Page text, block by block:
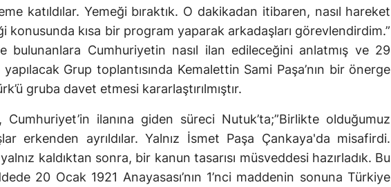
katıldılar. Yemeği bıraktık. O dakikadan itibaren, nasıl hareket
konusunda kısa bir program yaparak arkadaşları görevlendirdim.”
bulunanlara Cumhuriyetin nasıl ilan edileceğini anlatmış ve 29
yapılacak Grup toplantısında Kemalettin Sami Paşa’nın bir önerge
gruba davet etmesi kararlaştırılmıştır.
Cumhuriyet’in ilanına giden süreci Nutuk’ta;”Birlikte olduğumuz
erkenden ayrıldılar. Yalnız İsmet Paşa Çankaya'da misafirdi.
kaldıktan sonra, bir kanun tasarısı müsveddesi hazırladık. Bu
20 Ocak 1921 Anayasası’nın 1’nci maddenin sonuna Türkiye